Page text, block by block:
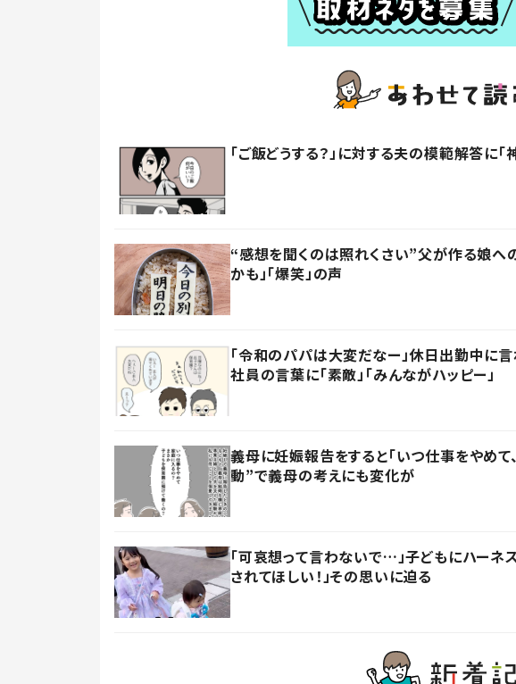
「ご飯どうする？」に対する夫の模範解答に「
“感想を聞くのは照れくさい”父が作る娘
かも」「爆笑」の声
「令和のパパは大変だなー」休日出勤中に
社員の言葉に「素敵」「みんながハッピー」
義母に妊娠報告をすると「いつ仕事をやめ
動”で義母の考えにも変化が
「可哀想って言わないで…」子どもにハー
されてほしい！」その思いに迫る